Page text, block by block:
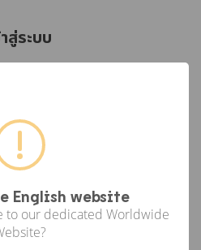
English website
to our dedicated Worldwide
าสู่ระบบ
ะบบด้วย Google
or